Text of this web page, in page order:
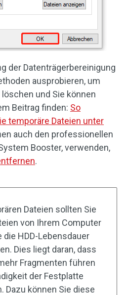
der Datenträgerbereinigung
ausprobieren, um
und Sie können
Beitrag finden: So
temporäre Dateien unter
auch den professionellen
Booster, verwenden,
.
Dateien sollten Sie
von Ihrem Computer
die HDD-Lebensdauer
Dies liegt daran, dass
Fragmenten führen
der Festplatte
Dazu können Sie diese